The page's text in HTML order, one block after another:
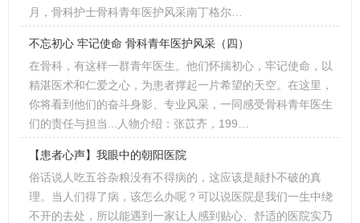
月，骨科护士骨科青年医护风采南丁格尔…
不忘初心 牢记使命 骨科青年医护风采（四）
在骨科，有这样一群青年医生。他们怀揣初心，牢记使命，以
精湛医术和仁爱之心，为患者撑起一片希望的天空。在这里，
你将看到他们的奋斗身影、专业风采，一同感受骨科青年医生
们的责任与担当...人物介绍：张苡齐，199…
【患者心声】我眼中的朝阳医院
俗话说人吃五谷杂粮没有不得病的，这应该是颠扑不破的真
理。当人们得了病，该怎么办呢？可以说医院是我们一生中绕
不开的去处，所以能遇到一家让人感到贴心、舒适的医院实乃